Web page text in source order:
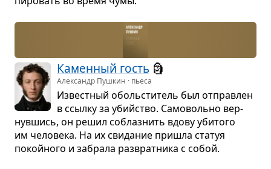
Камен­ный гость 🗿
Александр Пушкин · пьеса
Извест­ный обо­льсти­тель был отправ­лен
в ссылку за убийство. Само­вольно вер­
нув­шись, он решил соблаз­нить вдову уби­того
им чело­века. На их сви­да­ние при­шла ста­туя
покойного и забрала раз­врат­ника с собой.